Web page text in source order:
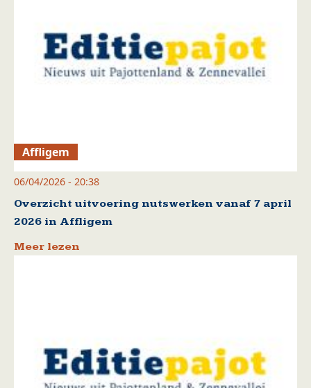
Affligem
06/04/2026 - 20:38
Overzicht uitvoering nutswerken vanaf 7 april
2026 in Affligem
Meer lezen